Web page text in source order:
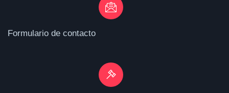
Formulario de contacto